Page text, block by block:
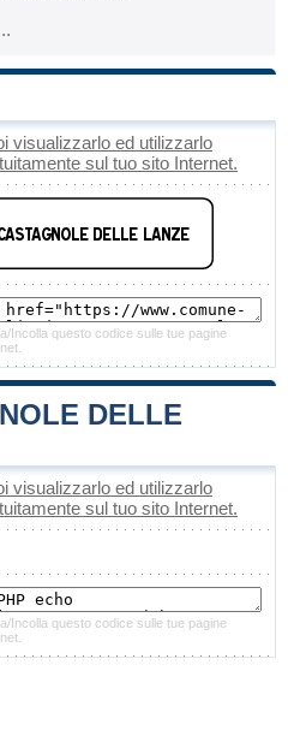
visualizzarlo ed utilizzarlo
sul tuo sito Internet.
Incolla questo codice sulle tue pagine
DELLE
visualizzarlo ed utilizzarlo
sul tuo sito Internet.
Incolla questo codice sulle tue pagine